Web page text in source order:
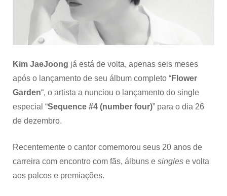
Kim JaeJoong já está de volta, apenas seis meses
após o lançamento de seu álbum completo “Flower
Garden“, o artista a nunciou o lançamento do single
especial “Sequence #4 (number four)” para o dia 26
de dezembro.
Recentemente o cantor comemorou seus 20 anos de
carreira com encontro com fãs, álbuns e singles e volta
aos palcos e premiações.